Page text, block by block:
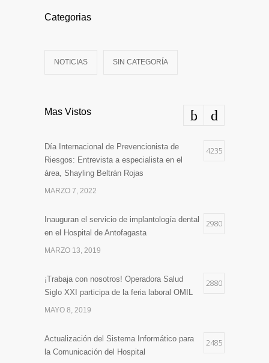
Categorias
NOTICIAS SIN CATEGORÍA
Mas Vistos
Día Internacional de Prevencionista de
Riesgos: Entrevista a especialista en el
área, Shayling Beltrán Rojas
4235
MARZO 7, 2022
Inauguran el servicio de implantología dental
en el Hospital de Antofagasta
2980
MARZO 13, 2019
¡Trabaja con nosotros! Operadora Salud
Siglo XXI participa de la feria laboral OMIL
2880
MAYO 8, 2019
Actualización del Sistema Informático para
la Comunicación del Hospital
2485